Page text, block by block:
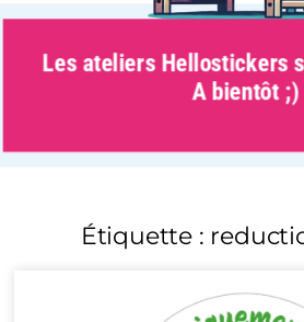
Les ateliers Hellostickers
A bientôt ;)
Étiquette :